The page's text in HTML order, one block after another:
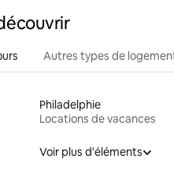
Autres types de
Philadelphie
Locations de vacances
Voir plus d'éléments